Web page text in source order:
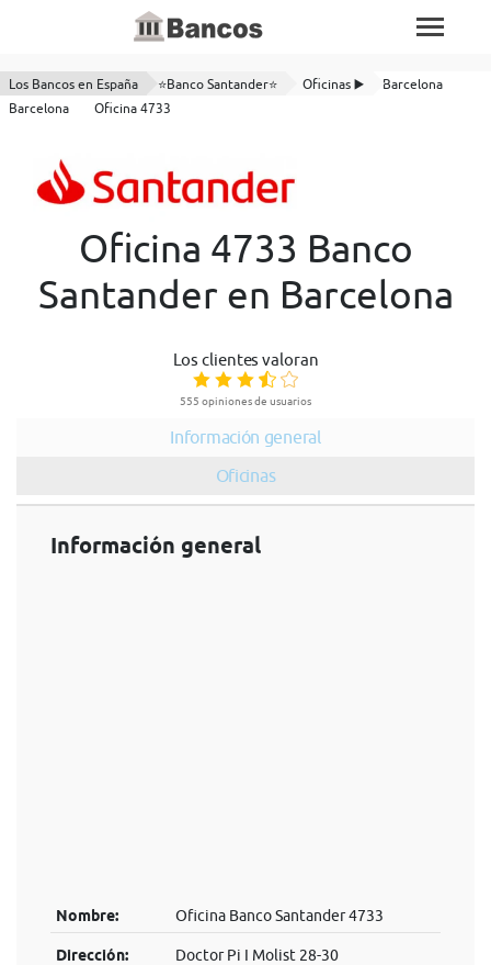
Los Bancos en España ⭐Banco Santander⭐ Oficinas ▶️
Barcelona
Barcelona
Oficina 4733
Oficina 4733 Banco
Santander en Barcelona
Los clientes valoran
555 opiniones de usuarios
Información general
Oficinas
Información general
Nombre: Oficina Banco Santander 4733
Dirección: Doctor Pi I Molist 28-30